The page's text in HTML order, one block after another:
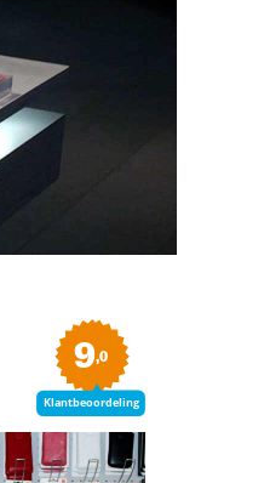
9,0
Klantbeoordeling